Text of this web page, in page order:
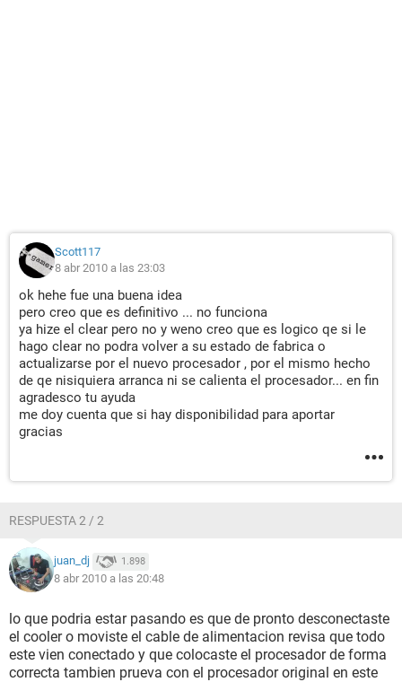
Scott117
8 abr 2010 a las 23:03
ok hehe fue una buena idea
pero creo que es definitivo ... no funciona
ya hize el clear pero no y weno creo que es logico qe si le
hago clear no podra volver a su estado de fabrica o
actualizarse por el nuevo procesador , por el mismo hecho
de qe nisiquiera arranca ni se calienta el procesador... en fin
agradesco tu ayuda
me doy cuenta que si hay disponibilidad para aportar
gracias
RESPUESTA 2 / 2
juan_dj 1.898
8 abr 2010 a las 20:48
lo que podria estar pasando es que de pronto desconectaste
el cooler o moviste el cable de alimentacion revisa que todo
este vien conectado y que colocaste el procesador de forma
correcta tambien prueva con el procesador original en este